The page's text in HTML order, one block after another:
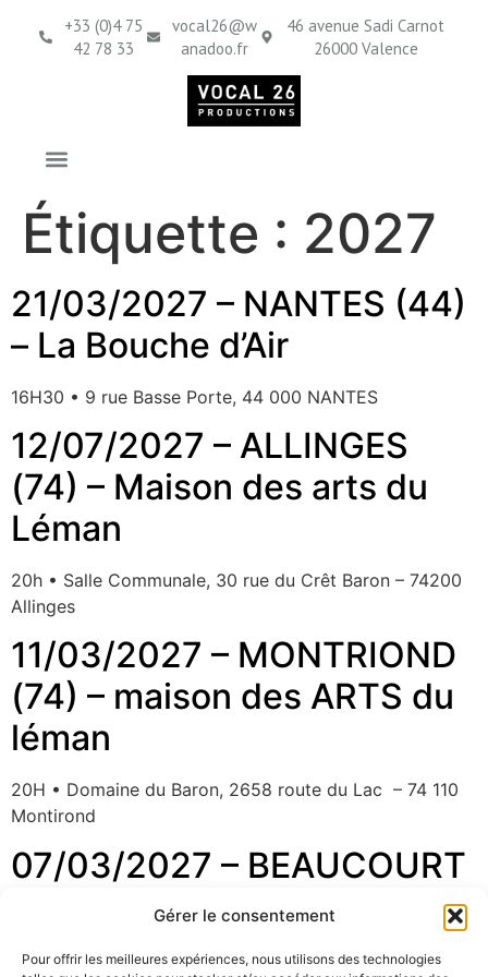
Gérer le consentement
Pour offrir les meilleures expériences, nous utilisons des technologies
principal+33 (0)4 75
42 78 33
vocal26@w
anadoo.fr
46 avenue Sadi Carnot
26000 Valence
Étiquette : 2027
21/03/2027 – NANTES (44)
– La Bouche d’Air
16H30 • 9 rue Basse Porte, 44 000 NANTES
12/07/2027 – ALLINGES
(74) – Maison des arts du
Léman
20h • Salle Communale, 30 rue du Crêt Baron – 74200
Allinges
11/03/2027 – MONTRIOND
(74) – maison des ARTS du
léman
20H • Domaine du Baron, 2658 route du Lac – 74 110
Montirond
07/03/2027 – BEAUCOURT
(90) – La Maison Beaucourt
16H • co-plateau avec alissa Wenz • Foyer George